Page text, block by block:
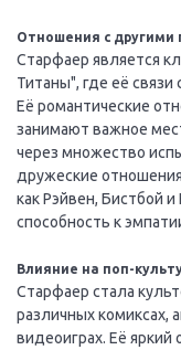
Отношения с другими
Старфаер является
Титаны", где её
Её романтические
занимают важное
через множество
дружеские
как Рэйвен, Бистбой
способность к
Влияние на поп-
Старфаер стала
различных комиксах,
видеоиграх. Её яркий